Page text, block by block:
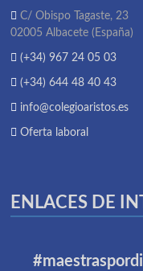
C/ Obispo Tagaste, 23
02005 Albacete (España)
(+34) 967 24 05 03
(+34) 644 48 40 43
info@colegioaristos.es
Oferta laboral
ENLACES DE